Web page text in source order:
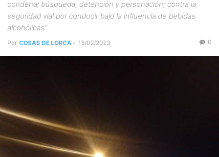
condena; búsqueda, detención y personación; contra la
seguridad vial por conducir bajo la influencia de bebidas
alcohólicas”.
Por COSAS DE LORCA - 15/02/2023 0